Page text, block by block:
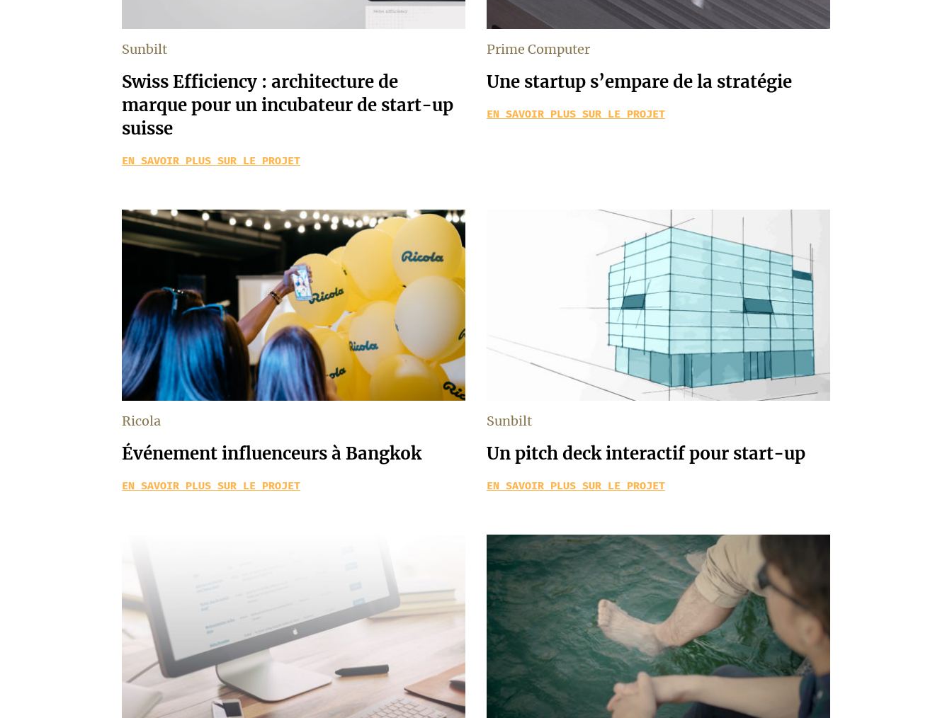
Sunbilt
Swiss Efficiency : architecture de
marque pour un incubateur de start-up
suisse
EN SAVOIR PLUS SUR LE PROJET
Prime Computer
Une startup s’empare de la stratégie
EN SAVOIR PLUS SUR LE PROJET
Ricola
Événement influenceurs à Bangkok
EN SAVOIR PLUS SUR LE PROJET
Sunbilt
Un pitch deck interactif pour start-up
EN SAVOIR PLUS SUR LE PROJET